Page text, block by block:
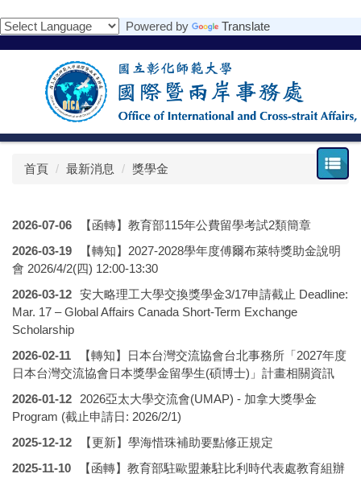
到
主
Powered by Translate
首頁 最新消息 獎學金
2026-07-06
【函轉】教育部115年公費留學考試2類簡章
2026-03-19
【轉知】2027-2028學年度傅爾布萊特獎助金說明
會 2026/4/2(四) 12:00-13:30
2026-03-12 安大略理工大學交換獎學金3/17申請截止 Deadline:
Mar. 17 – Global Affairs Canada Short-Term Exchange
Scholarship
2026-02-11
【轉知】日本台灣交流協會台北事務所「2027年度
日本台灣交流協會日本獎學金留學生(碩博士)」計畫相關資訊
2026-01-12 2026亞太大學交流會(UMAP) - 加拿大獎學金
Program (截止申請日: 2026/2/1)
2025-12-12
【更新】學海惜珠補助要點修正規定
2025-11-10
【函轉】教育部駐歐盟兼駐比利時代表處教育組辦